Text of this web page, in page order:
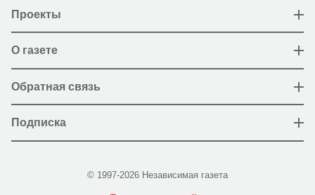
Проекты
О газете
Обратная связь
Подписка
© 1997-2026 Независимая газета